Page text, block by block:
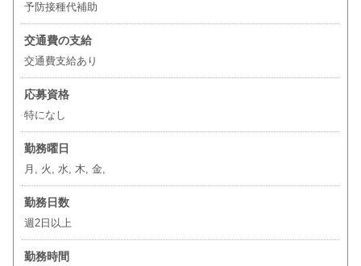
予防接種代補助
交通費の支給
交通費支給あり
応募資格
特になし
勤務曜日
月, 火, 水, 木, 金,
勤務日数
週2日以上
勤務時間